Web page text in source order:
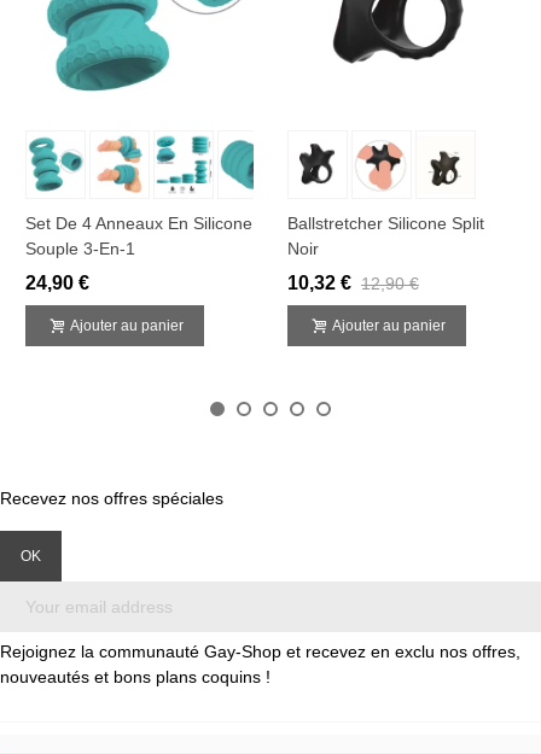
Set De 4 Anneaux En Silicone
Souple 3-En-1
24,90 €
Ajouter au panier
Ballstretcher Silicone Split
Noir
10,32 € 12,90 €
Ajouter au panier
Recevez nos offres spéciales
Rejoignez la communauté Gay-Shop et recevez en exclu nos offres,
nouveautés et bons plans coquins !